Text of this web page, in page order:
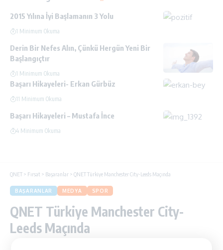
2015 Yılına İyi Başlamanın 3 Yolu
1 Minimum Okuma
Derin Bir Nefes Alın, Çünkü Hergün Yeni Bir
Başlangıçtır
1 Minimum Okuma
Başarı Hikayeleri- Erkan Gürbüz
11 Minimum Okuma
Başarı Hikayeleri – Mustafa İnce
4 Minimum Okuma
QNET > Fırsat > Başaranlar > QNET Türkiye Manchester City-Leeds Maçında
BAŞARANLAR MEDYA SPOR
QNET Türkiye Manchester City-
Leeds Maçında